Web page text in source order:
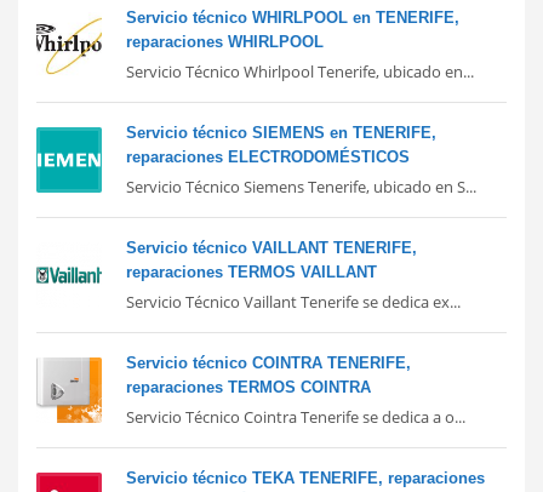
Servicio técnico WHIRLPOOL en TENERIFE,
reparaciones WHIRLPOOL
Servicio Técnico Whirlpool Tenerife, ubicado en...
Servicio técnico SIEMENS en TENERIFE,
reparaciones ELECTRODOMÉSTICOS
Servicio Técnico Siemens Tenerife, ubicado en S...
Servicio técnico VAILLANT TENERIFE,
reparaciones TERMOS VAILLANT
Servicio Técnico Vaillant Tenerife se dedica ex...
Servicio técnico COINTRA TENERIFE,
reparaciones TERMOS COINTRA
Servicio Técnico Cointra Tenerife se dedica a o...
Servicio técnico TEKA TENERIFE, reparaciones